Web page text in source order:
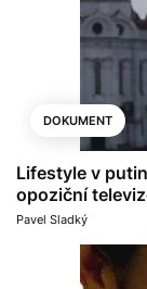
DOKUMENT
Lifestyle v
opoziční
Pavel Sladký